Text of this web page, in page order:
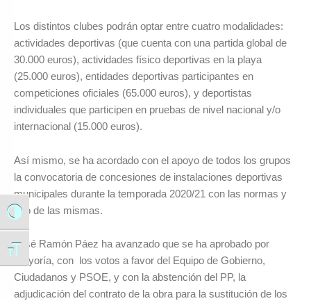
Alternar alto contraste
Alternar tamaño de letra
Los distintos clubes podrán optar entre cuatro modalidades:
actividades deportivas (que cuenta con una partida global de
30.000 euros), actividades físico deportivas en la playa
(25.000 euros), entidades deportivas participantes en
competiciones oficiales (65.000 euros), y deportistas
individuales que participen en pruebas de nivel nacional y/o
internacional (15.000 euros).
Así mismo, se ha acordado con el apoyo de todos los grupos
la convocatoria de concesiones de instalaciones deportivas
municipales durante la temporada 2020/21 con las normas y
uso de las mismas.
José Ramón Páez ha avanzado que se ha aprobado por
mayoría, con los votos a favor del Equipo de Gobierno,
Ciudadanos y PSOE, y con la abstención del PP, la
adjudicación del contrato de la obra para la sustitución de los